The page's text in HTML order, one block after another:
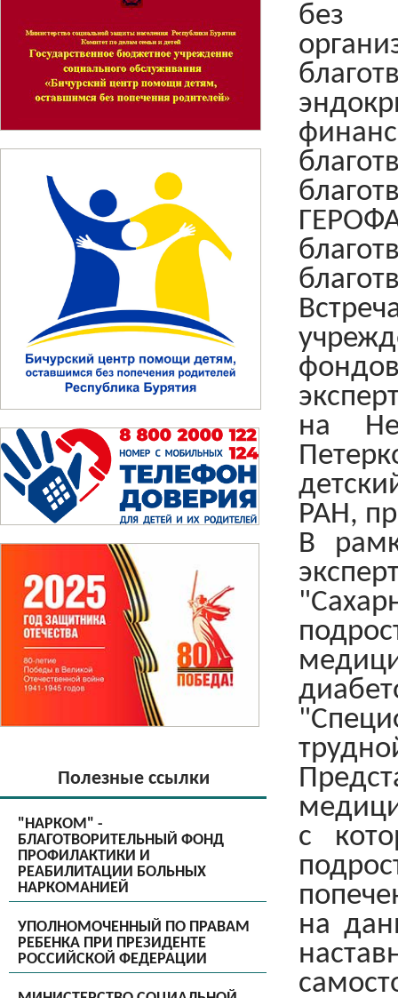
Полезные ссылки
"НАРКОМ" -
БЛАГОТВОРИТЕЛЬНЫЙ ФОНД
ПРОФИЛАКТИКИ И
РЕАБИЛИТАЦИИ БОЛЬНЫХ
НАРКОМАНИЕЙ
УПОЛНОМОЧЕННЫЙ ПО ПРАВАМ
РЕБЕНКА ПРИ ПРЕЗИДЕНТЕ
РОССИЙСКОЙ ФЕДЕРАЦИИ
без
на
РАН,
В
с
на